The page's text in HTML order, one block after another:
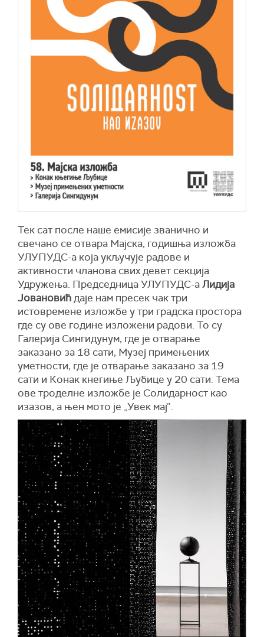
Тек сат после наше емисије званично и
свечано се отвара Мајска, годишња изложба
УЛУПУДС-а која укључује радове и
активности чланова свих девет секција
Удружења. Председница УЛУПУДС-аЛидија
Јовановићдаје нам пресек чак три
истовремене изложбе у три градска простора
где су ове године изложени радови. То су
Галерија Сингидунум, где је отварање
заказано за 18 сати, Музеј примењених
уметности, где је отварање заказано за 19
сати и Конак кнегиње Љубице у 20 сати. Тема
ове троделне изложбе је Солидарност као
изазов, а њен мото је „Увек мај”.